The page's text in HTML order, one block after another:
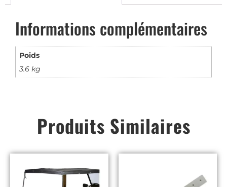
Informations complémentaires
Poids
3.6 kg
Produits Similaires